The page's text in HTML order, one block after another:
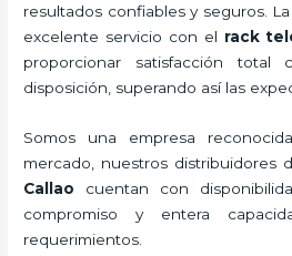
resultados confiables y seguros.
excelente servicio con el rack
proporcionar satisfacción total
disposición, superando así las
Somos una empresa
mercado, nuestros distribuidores
Callao cuentan con
compromiso y entera
requerimientos.